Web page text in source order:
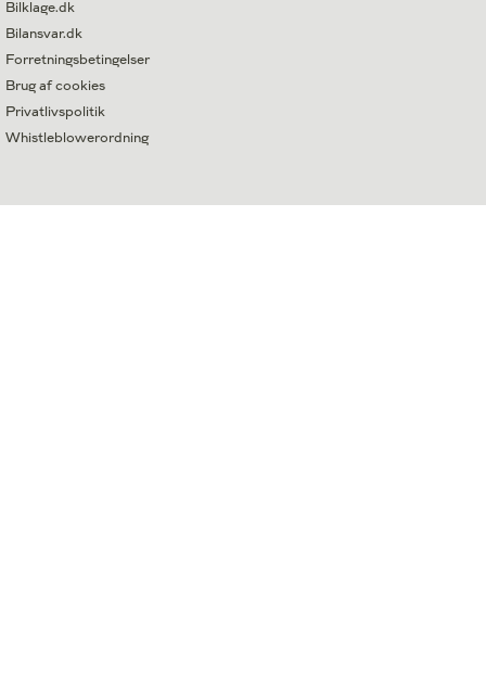
Bilklage.dk
Bilansvar.dk
Forretningsbetingelser
Brug af cookies
Privatlivspolitik
Whistleblowerordning